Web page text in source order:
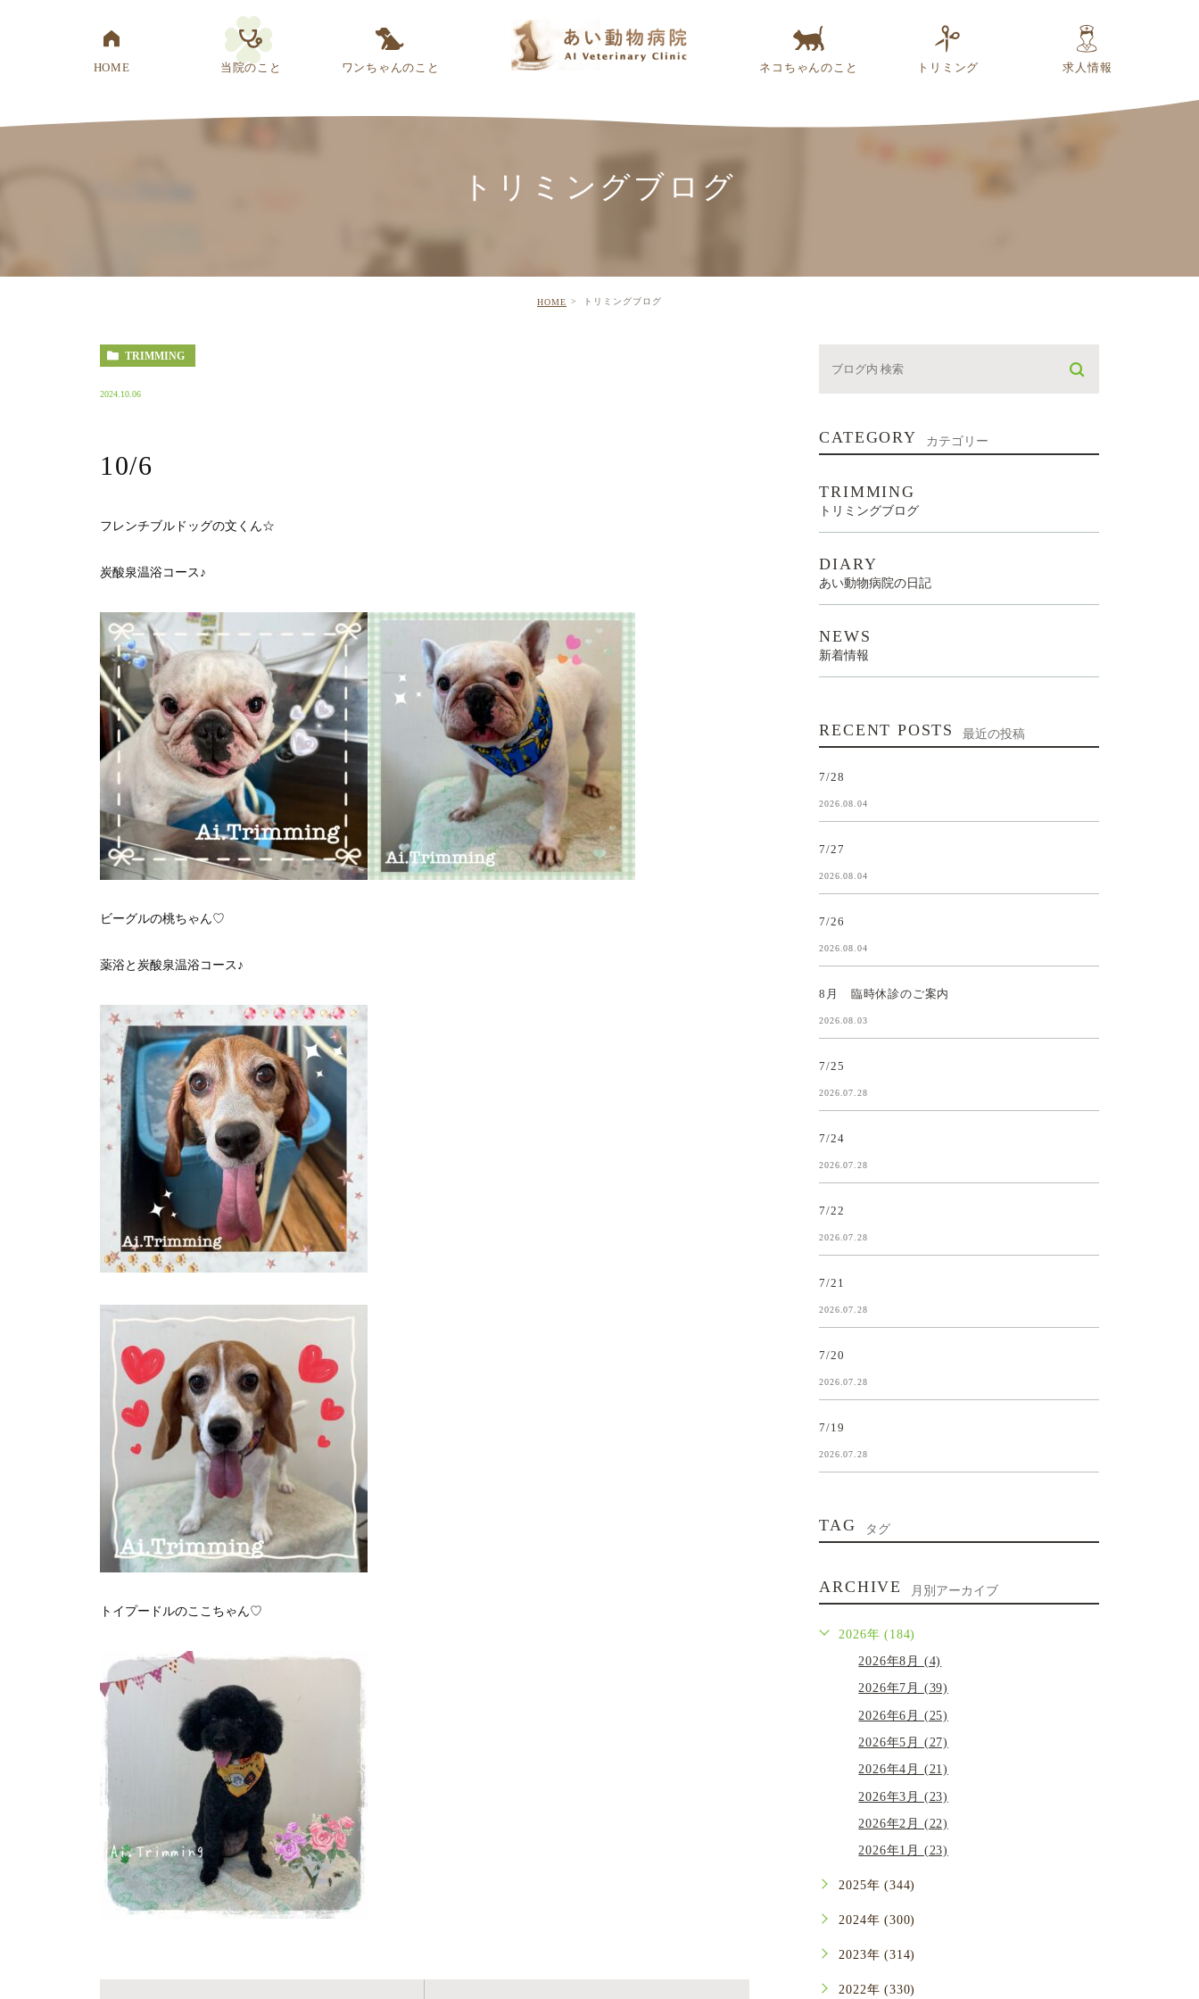
HOME 当院のこと ワンちゃんのこと ネコちゃんのこと トリミング 求人情報
トリミングブログ
HOME トリミングブログ
TRIMMING
2024.10.06
10/6
フレンチブルドッグの文くん☆
炭酸泉温浴コース♪
ビーグルの桃ちゃん♡
薬浴と炭酸泉温浴コース♪
トイプードルのここちゃん♡
CATEGORY カテゴリー
TRIMMING
トリミングブログ
DIARY
あい動物病院の日記
NEWS
新着情報
RECENT POSTS 最近の投稿
7/28
2026.08.04
7/27
2026.08.04
7/26
2026.08.04
8月 臨時休診のご案内
2026.08.03
7/25
2026.07.28
7/24
2026.07.28
7/22
2026.07.28
7/21
2026.07.28
7/20
2026.07.28
7/19
2026.07.28
TAG タグ
ARCHIVE 月別アーカイブ
2026年 (184)
2026年8月 (4)
2026年7月 (39)
2026年6月 (25)
2026年5月 (27)
2026年4月 (21)
2026年3月 (23)
2026年2月 (22)
2026年1月 (23)
2025年 (344)
2024年 (300)
2023年 (314)
2022年 (330)